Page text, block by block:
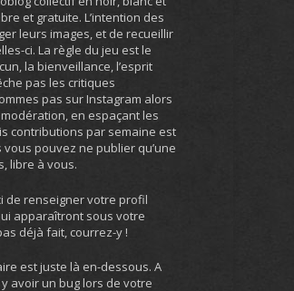
et gratuite. L’intention des
leurs images, et de recueillir
ci. La règle du jeu est le
la bienveillance, l’esprit
pas les critiques
pas sur Instagram alors
en espaçant les
contributions par semaine est
pouvez ne publier qu’une
libre à vous.
de renseigner votre profil
apparaîtront sous votre
déjà fait, courrez-y !
est juste là en-dessous. A
avoir un bug lors de votre